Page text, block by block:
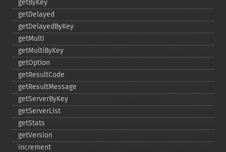
getByKey
getDelayed
getDelayedByKey
getMulti
getMultiByKey
getOption
getResultCode
getResultMessage
getServerByKey
getServerList
getStats
getVersion
increment